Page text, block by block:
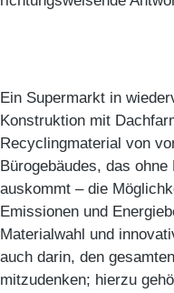
Ein Supermarkt in
Konstruktion mit
Recyclingmaterial von
Bürogebäudes, das
auskommt – die
Emissionen und
Materialwahl und
auch darin, den
mitzudenken; hierzu